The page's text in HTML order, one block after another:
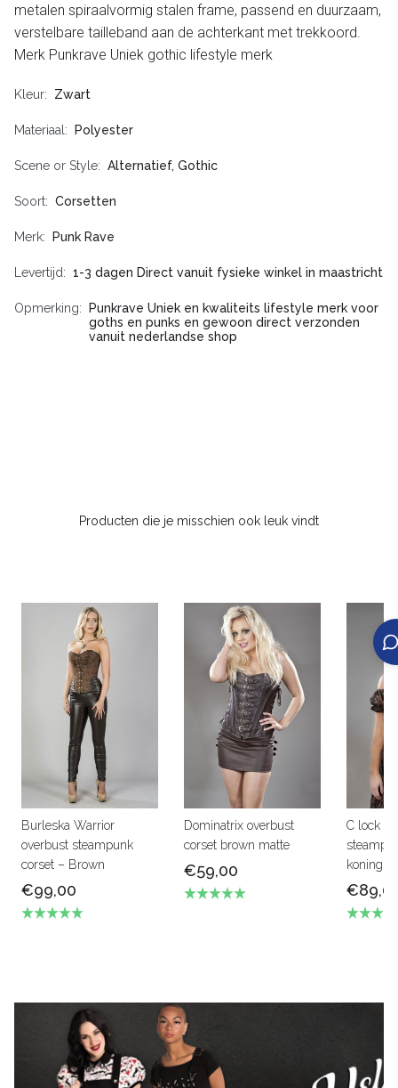
metalen spiraalvormig stalen frame, passend en duurzaam,
verstelbare tailleband aan de achterkant met trekkoord.
Merk Punkrave Uniek gothic lifestyle merk
Kleur Zwart
Materiaal Polyester
Scene or Style Alternatief, Gothic
Soort Corsetten
Merk Punk Rave
Levertijd 1-3 dagen Direct vanuit fysieke winkel in maastricht
Opmerking
Punkrave Uniek en kwaliteits lifestyle merk voor
goths en punks en gewoon direct verzonden
vanuit nederlandse shop
Producten die je misschien ook leuk vindt
Burleska Warrior
overbust steampunk
corset – Brown
€99,00
Dominatrix overbust
corset brown matte
€59,00
C lock
konings